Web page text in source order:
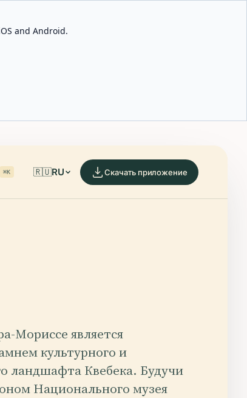
and Android.
⌘K 🇷🇺RU Скачать приложение
Мориссе является
культурного и
ландшафта Квебека. Будучи
Национального музея